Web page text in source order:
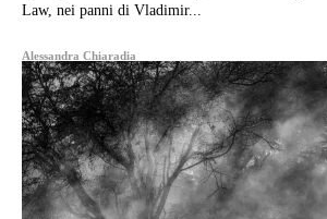
Law, nei panni di Vladimir...
Alessandra Chiaradia